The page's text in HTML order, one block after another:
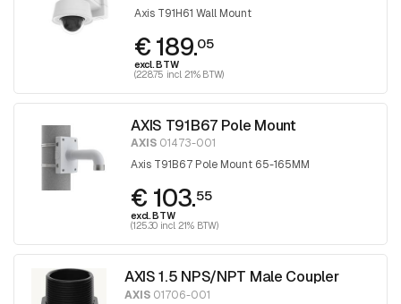
Axis T91H61 Wall Mount
€ 189.05
excl. BTW
(228.75 incl. 21% BTW)
AXIS T91B67 Pole Mount
AXIS 01473-001
Axis T91B67 Pole Mount 65-165MM
€ 103.55
excl. BTW
(125.30 incl. 21% BTW)
AXIS 1.5 NPS/NPT Male Coupler
AXIS01706-001